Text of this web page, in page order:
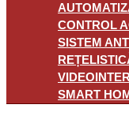
CONTROL
SISTEM
SMART